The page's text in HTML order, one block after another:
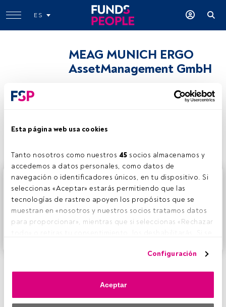
Esta página web usa cookies
Tanto nosotros como nuestros 45 socios almacenamos y
accedemos a datos personales, como datos de
navegación o identificadores únicos, en tu dispositivo. Si
seleccionas «Aceptar» estarás permitiendo que las
tecnologías de rastreo apoyen los propósitos que se
muestran en «nosotros y nuestros socios tratamos datos
para proporcionar», mientras que si seleccionas «Rechazar
anuncios que ves podrían dejar de ser relevantes para ti.
momento haciendo clic en el enlace «Preferencias de
privacidad» que aparece en la parte inferior de la página
Configuración
Aceptar
ES
MEAG MUNICH ERGO
AssetManagement GmbH
Este es un artículo exclusivo para los usuarios registrados
de FundsPeople. Si ya estás registrado, accede desde el
botón Login. Si aún no tienes cuenta, te invitamos a
registrarte y disfrutar de todo el universo que ofrece
FundsPeople.